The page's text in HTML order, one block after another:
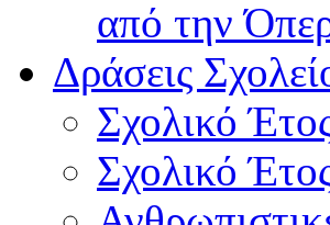
από την
Δράσεις
Σχολικό
Σχολικό